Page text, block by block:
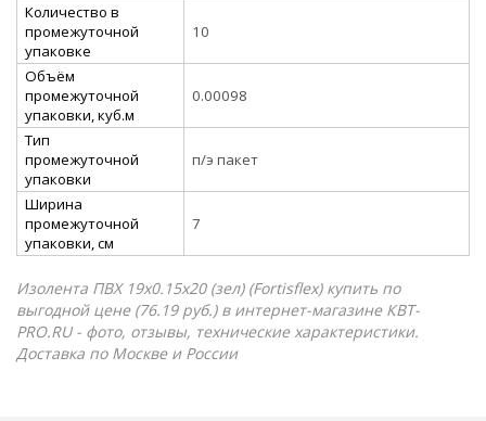
Количество в
промежуточной
упаковке
10
Объём
промежуточной
упаковки, куб.м
0.00098
Тип
промежуточной
упаковки
п/э пакет
Ширина
промежуточной
упаковки, см
7
Изолента ПВХ 19х0.15х20 (зел) (Fortisflex) купить по
выгодной цене (76.19 руб.) в интернет-магазине КВТ-
PRO.RU - фото, отзывы, технические характеристики.
Доставка по Москве и России